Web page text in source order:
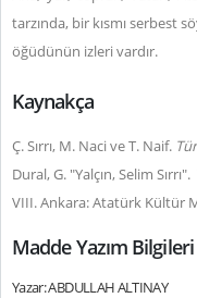
tarzında, bir kısmı serbest
öğüdünün izleri vardır.
Kaynakça
Ç. Sırrı, M. Naci ve T. Naif.
Dural, G. "Yalçın, Selim Sırrı".
VIII. Ankara: Atatürk Kültür
Madde Yazım Bilgileri
Yazar: ABDULLAH ALTINAY